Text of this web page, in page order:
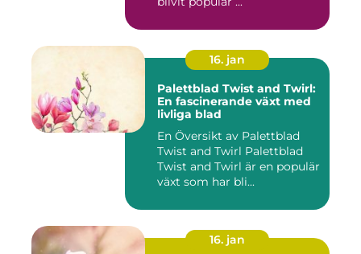
16. jan
Palettblad Twist and Twirl:
En fascinerande växt med
livliga blad
En Översikt av Palettblad
Twist and Twirl Palettblad
Twist and Twirl är en populär
växt som har bli...
16. jan